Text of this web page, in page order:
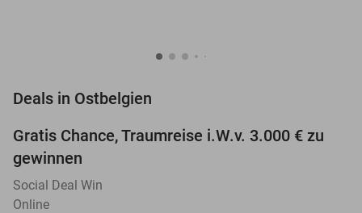
Deals in Ostbelgien
Gratis Chance, Traumreise i.W.v. 3.000 € zu
gewinnen
Social Deal Win
Online